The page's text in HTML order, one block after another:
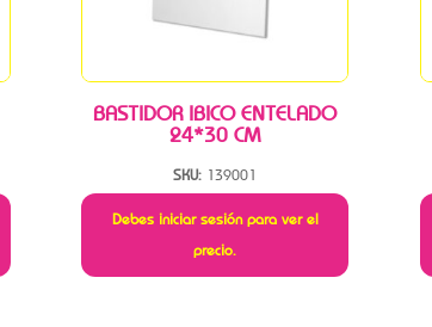
BASTIDOR IBICO ENTELADO
24*30 CM
SKU: 139001
Debes iniciar sesión para ver el
precio.